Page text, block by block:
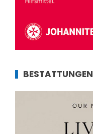
BESTATTUNGEN